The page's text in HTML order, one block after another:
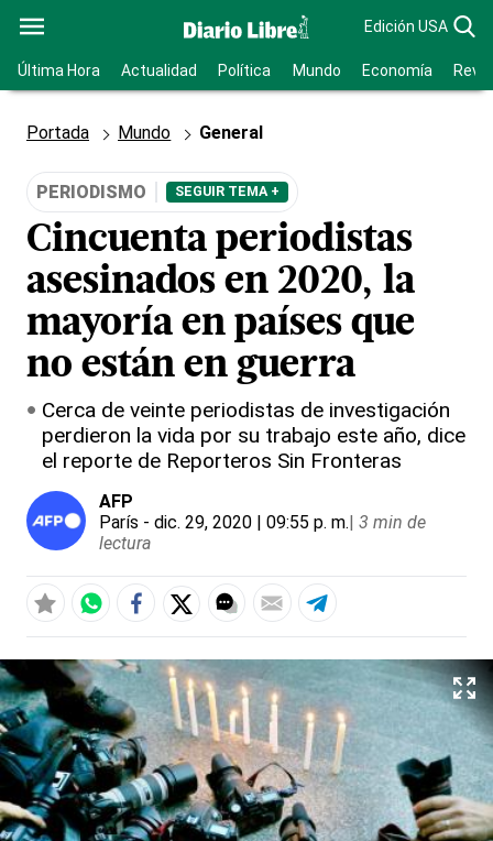
Edición USA
Última Hora Actualidad Política Mundo Economía
Portada Mundo General
PERIODISMO SEGUIR TEMA +
Cincuenta periodistas
asesinados en 2020, la
mayoría en países que
no están en guerra
Cerca de veinte periodistas de investigación
perdieron la vida por su trabajo este año, dice
el reporte de Reporteros Sin Fronteras
AFP
París - dic. 29, 2020 | 09:55 p. m.| 3 min de
lectura